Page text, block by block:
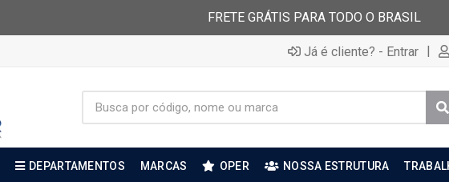
FRETE GRÁTIS PARA TODO O BRASIL
Já é cliente? - Entrar |
DEPARTAMENTOS MARCAS OPER NOSSA ESTRUTURA